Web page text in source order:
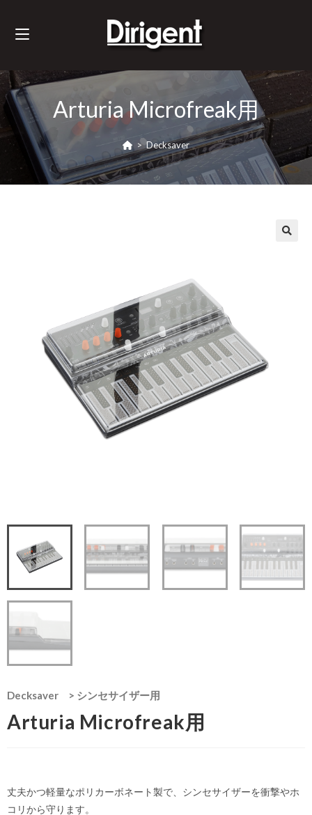
Arturia Microfreak用
> Decksaver
Decksaver > シンセサイザー用
Arturia Microfreak用
丈夫かつ軽量なポリカーボネート製で、シンセサイザーを衝撃やホ
コリから守ります。